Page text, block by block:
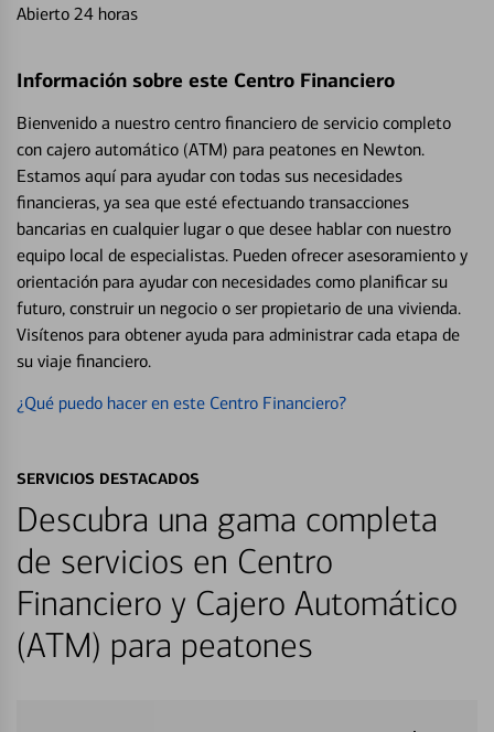
Abierto 24 horas
Información sobre este Centro Financiero
Bienvenido a nuestro centro financiero de servicio completo
con cajero automático (ATM) para peatones en Newton.
Estamos aquí para ayudar con todas sus necesidades
financieras, ya sea que esté efectuando transacciones
bancarias en cualquier lugar o que desee hablar con nuestro
equipo local de especialistas. Pueden ofrecer asesoramiento y
orientación para ayudar con necesidades como planificar su
futuro, construir un negocio o ser propietario de una vivienda.
Visítenos para obtener ayuda para administrar cada etapa de
su viaje financiero.
¿Qué puedo hacer en este Centro Financiero?
SERVICIOS DESTACADOS
Descubra una gama completa
de servicios en Centro
Financiero y Cajero Automático
(ATM) para peatones